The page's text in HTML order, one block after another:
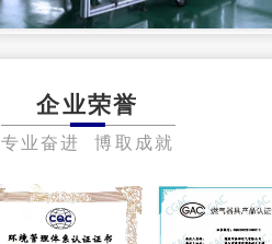
企业荣誉
专业奋进 博取成就